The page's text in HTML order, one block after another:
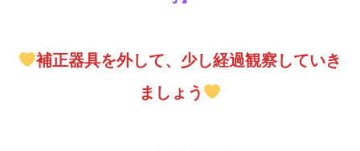
補正器具を外して、少し経過観察していき
ましょう